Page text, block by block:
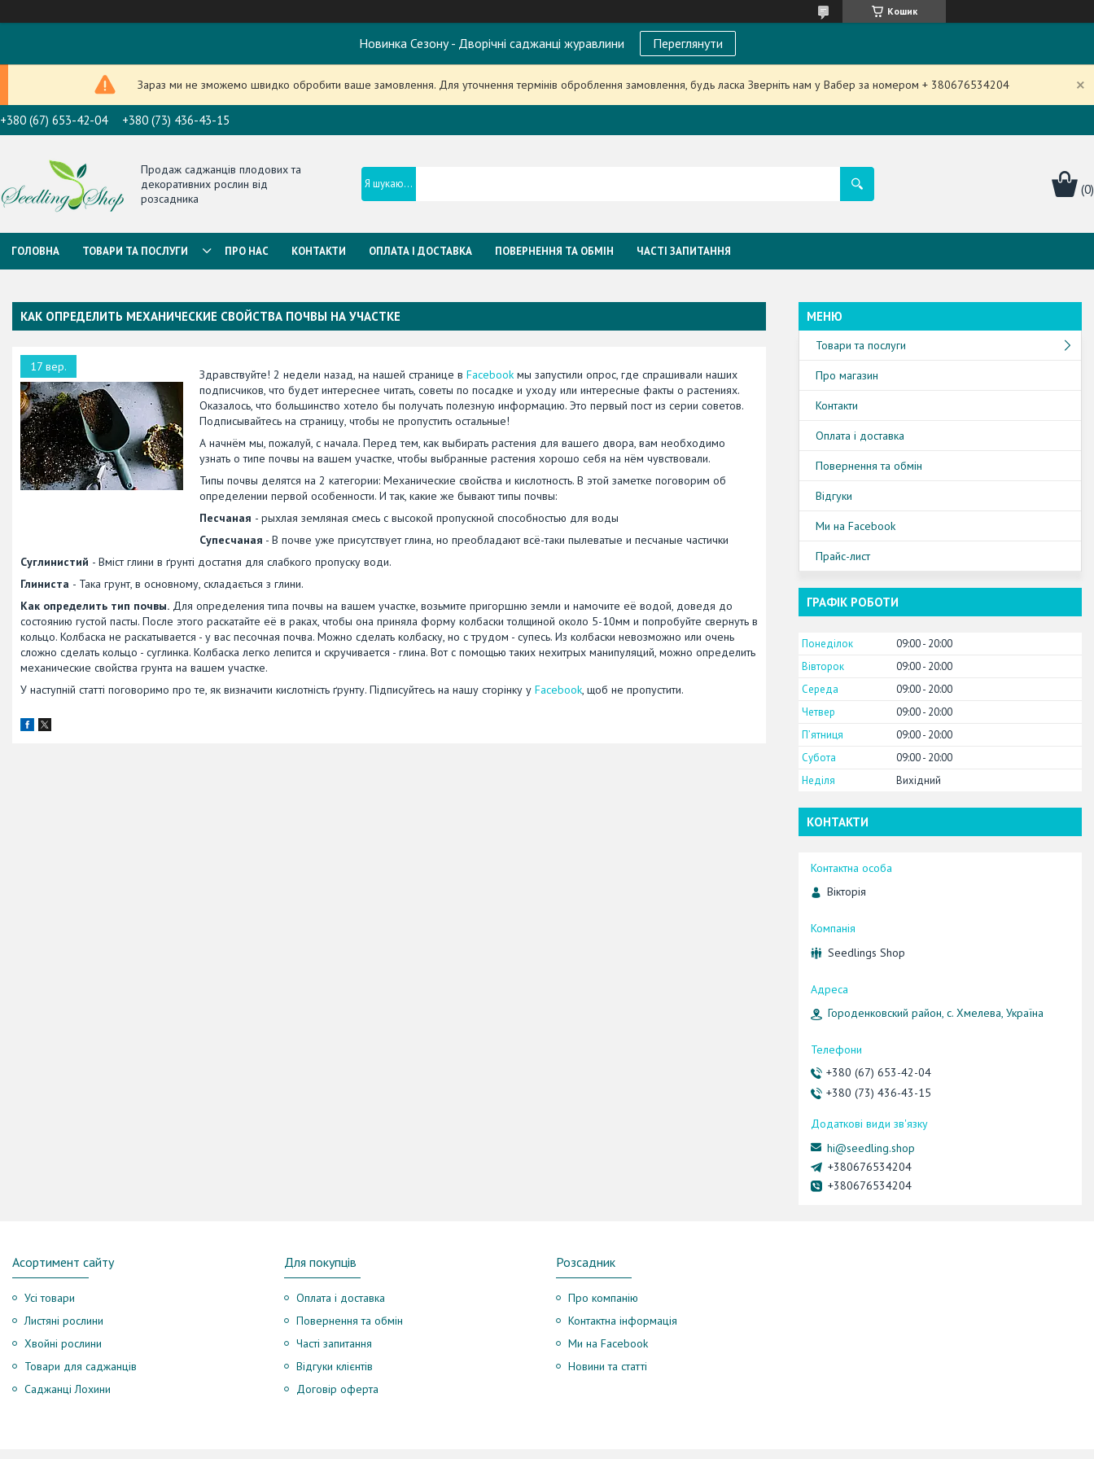
Кошик
Новинка Сезону - Дворічні саджанці журавлини Переглянути
Зараз ми не зможемо швидко обробити ваше замовлення. Для уточнення термінів оброблення замовлення, будь ласка Зверніть нам у Вабер за номером + 380676534204
+380 (67) 653-42-04 +380 (73) 436-43-15
Продаж саджанців плодових та
декоративних рослин від
розсадника
ГОЛОВНА ТОВАРИ ТА ПОСЛУГИ ПРО НАС КОНТАКТИ ОПЛАТА І ДОСТАВКА ПОВЕРНЕННЯ ТА ОБМІН ЧАСТІ ЗАПИТАННЯ
КАК ОПРЕДЕЛИТЬ МЕХАНИЧЕСКИЕ СВОЙСТВА ПОЧВЫ НА УЧАСТКЕ
17 вер.
Здравствуйте! 2 недели назад, на нашей странице в Facebook мы запустили опрос, где спрашивали наших
подписчиков, что будет интереснее читать, советы по посадке и уходу или интересные факты о растениях.
Оказалось, что большинство хотело бы получать полезную информацию. Это первый пост из серии советов.
Подписывайтесь на страницу, чтобы не пропустить остальные!
А начнём мы, пожалуй, с начала. Перед тем, как выбирать растения для вашего двора, вам необходимо
узнать о типе почвы на вашем участке, чтобы выбранные растения хорошо себя на нём чувствовали.
Типы почвы делятся на 2 категории: Механические свойства и кислотность. В этой заметке поговорим об
определении первой особенности. И так, какие же бывают типы почвы:
Песчаная - рыхлая земляная смесь с высокой пропускной способностью для воды
Супесчаная - В почве уже присутствует глина, но преобладают всё-таки пылеватые и песчаные частички
Суглинистий - Вміст глини в ґрунті достатня для слабкого пропуску води.
Глиниста - Така грунт, в основному, складається з глини.
Как определить тип почвы. Для определения типа почвы на вашем участке, возьмите пригоршню земли и намочите её водой, доведя до
состоянию густой пасты. После этого раскатайте её в раках, чтобы она приняла форму колбаски толщиной около 5-10мм и попробуйте свернуть в
кольцо. Колбаска не раскатывается - у вас песочная почва. Можно сделать колбаску, но с трудом - супесь. Из колбаски невозможно или очень
сложно сделать кольцо - суглинка. Колбаска легко лепится и скручивается - глина. Вот с помощью таких нехитрых манипуляций, можно определить
механические свойства грунта на вашем участке.
У наступній статті поговоримо про те, як визначити кислотність ґрунту. Підписуйтесь на нашу сторінку у Facebook, щоб не пропустити.
Товари та послуги
Про магазин
Контакти
Оплата і доставка
Повернення та обмін
Відгуки
Ми на Facebook
Прайс-лист
ГРАФІК РОБОТИ
Понеділок 09:00 20:00
Вівторок
09:00 20:00
Середа
09:00 20:00
Четвер
09:00 20:00
Пʼятниця
09:00 20:00
Субота
09:00 20:00
Неділя
Вихідний
КОНТАКТИ
Вікторія
Seedlings Shop
Городенковский район, с. Хмелева, Україна
+380 (67) 653-42-04
+380 (73) 436-43-15
hi@seedling.shop
+380676534204
+380676534204
Асортимент сайту
Усі товари
Листяні рослини
Хвойні рослини
Товари для саджанців
Саджанці Лохини
Для покупців
Оплата і доставка
Повернення та обмін
Часті запитання
Відгуки клієнтів
Договір оферта
Розсадник
Про компанію
Контактна інформація
Ми на Facebook
Новини та статті